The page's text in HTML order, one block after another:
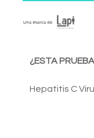
¿ESTA
Hepatitis C